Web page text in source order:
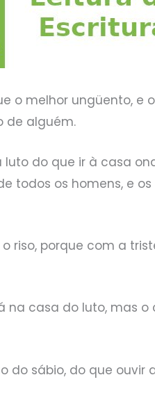
o melhor ungüento, e
de alguém.
luto do que ir à casa
todos os homens, e
riso, porque com a
na casa do luto, mas o
do sábio, do que ouvir